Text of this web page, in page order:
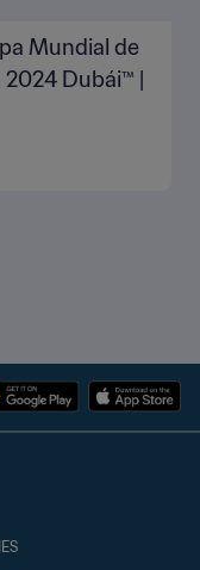
Mundial de
2024 Dubái™ |